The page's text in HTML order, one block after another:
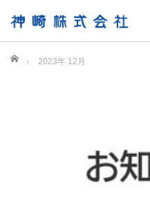
ホーム 2023年 12月